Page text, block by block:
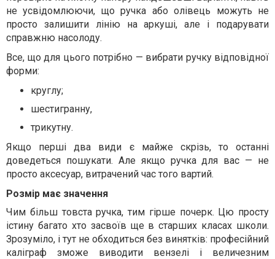
не усвідомлюючи, що ручка або олівець можуть не
просто залишити лінію на аркуші, але і подарувати
справжню насолоду.
Все, що для цього потрібно — вибрати ручку відповідної
форми:
круглу;
шестигранну,
трикутну.
Якщо перші два види є майже скрізь, то останні
доведеться пошукати. Але якщо ручка для вас — не
просто аксесуар, витрачений час того вартий.
Розмір має значення
Чим більш товста ручка, тим гірше почерк. Цю просту
істину багато хто засвоїв ще в старших класах школи.
Зрозуміло, і тут не обходиться без винятків: професійний
каліграф зможе виводити вензелі і величезним